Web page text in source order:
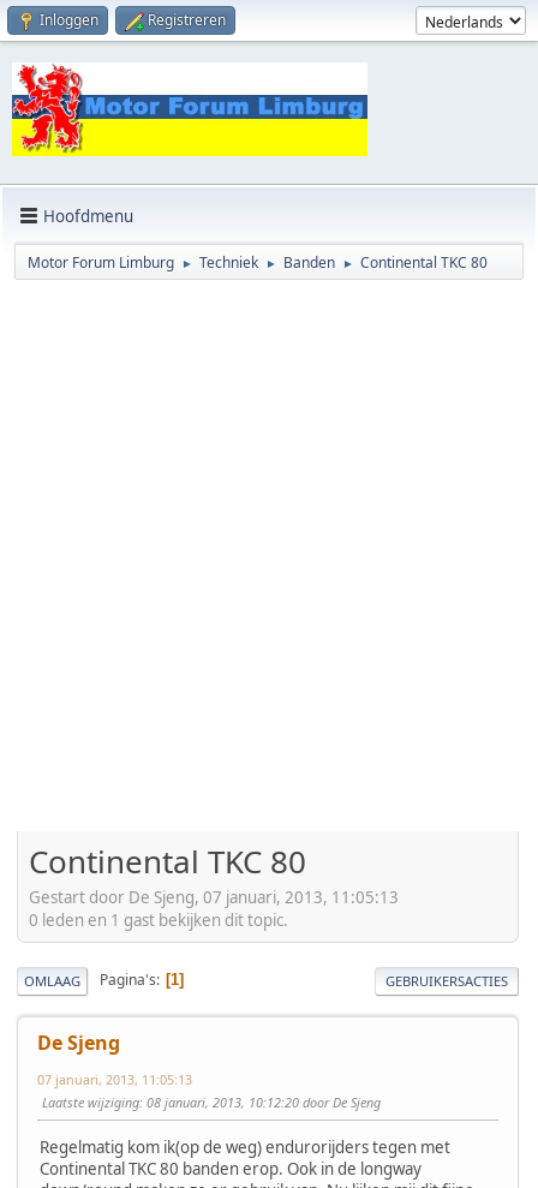
Inloggen Registreren
Hoofdmenu
Motor Forum Limburg ► Techniek ► Banden ► Continental TKC 80
Continental TKC 80
Gestart door De Sjeng, 07 januari, 2013, 11:05:13
0 leden en 1 gast bekijken dit topic.
OMLAAG Pagina's 1 GEBRUIKERSACTIES
De Sjeng
07 januari, 2013, 11:05:13
Laatste wijziging: 08 januari, 2013, 10:12:20 door De Sjeng
Regelmatig kom ik(op de weg) endurorijders tegen met
Continental TKC 80 banden erop. Ook in de longway